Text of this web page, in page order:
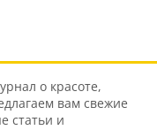
о красоте,
вам свежие
статьи и